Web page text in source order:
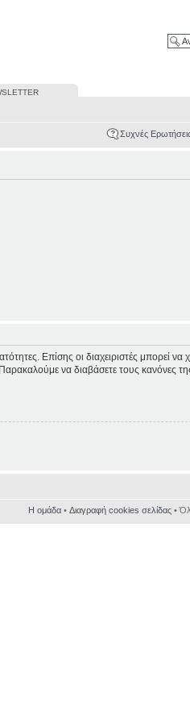
Συχνές
Επίσης οι διαχειριστές μπορεί
Παρακαλούμε να διαβάσετε τους κανόνες
Η ομάδα• Διαγραφή cookies σελίδας•